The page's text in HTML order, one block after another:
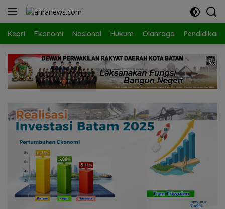
Langsung
Kepri Ekonomi Nasional Hukum Olahraga Pendidikan